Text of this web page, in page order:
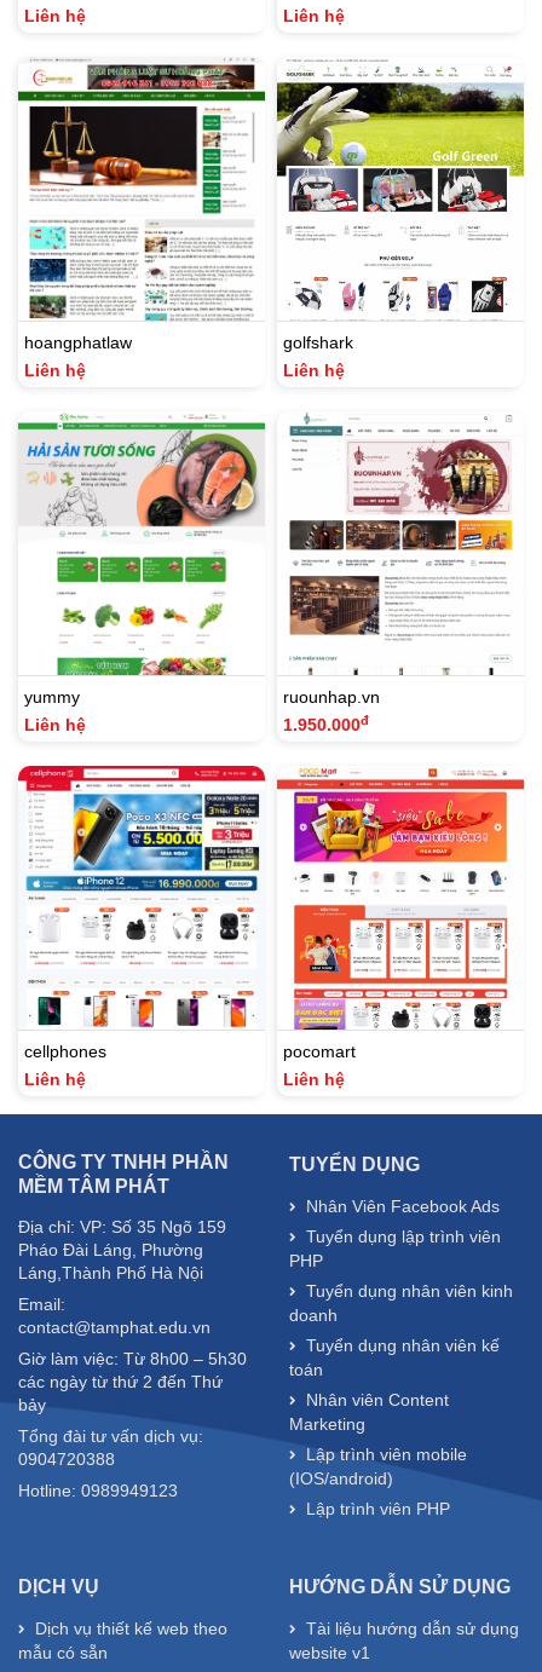
Liên hệ
Liên hệ
hoangphatlaw
Liên hệ
golfshark
Liên hệ
yummy
Liên hệ
ruounhap.vn
1.950.000đ
cellphones
Liên hệ
pocomart
Liên hệ
CÔNG TY TNHH PHẦN
MỀM TÂM PHÁT
Địa chỉ: VP: Số 35 Ngõ 159
Pháo Đài Láng, Phường
Láng,Thành Phố Hà Nội
Email:
contact@tamphat.edu.vn
Giờ làm việc: Từ 8h00 – 5h30
các ngày từ thứ 2 đến Thứ
bảy
Tổng đài tư vấn dịch vụ:
0904720388
Hotline: 0989949123
TUYỂN DỤNG
Nhân Viên Facebook Ads
Tuyển dụng lập trình viên
PHP
Tuyển dụng nhân viên kinh
doanh
Tuyển dụng nhân viên kế
toán
Nhân viên Content
Marketing
Lập trình viên mobile
(IOS/android)
Lập trình viên PHP
DỊCH VỤ
Dịch vụ thiết kế web theo
mẫu có sẵn
HƯỚNG DẪN SỬ DỤNG
Tài liệu hướng dẫn sử dụng
website v1